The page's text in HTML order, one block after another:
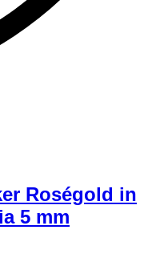
Roségold in
5 mm